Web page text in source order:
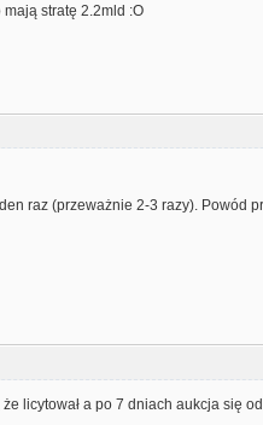
stratę 2.2mld :O
raz (przeważnie 2-3 razy). Powód
licytował a po 7 dniach aukcja się